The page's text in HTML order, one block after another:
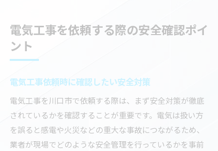
電気工事を依頼する際の安全確認ポイ
ント
電気工事依頼時に確認したい安全対策
電気工事を川口市で依頼する際は、まず安全対策が徹底
されているかを確認することが重要です。電気は扱い方
を誤ると感電や火災などの重大な事故につながるため、
業者が現場でどのような安全管理を行っているかを事前